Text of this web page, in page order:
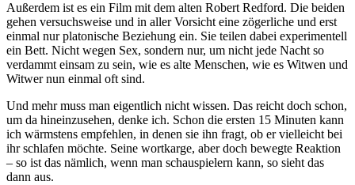
Außerdem ist es ein Film mit dem alten Robert Redford. Die beiden
gehen versuchsweise und in aller Vorsicht eine zögerliche und erst
einmal nur platonische Beziehung ein. Sie teilen dabei experimentell
ein Bett. Nicht wegen Sex, sondern nur, um nicht jede Nacht so
verdammt einsam zu sein, wie es alte Menschen, wie es Witwen und
Witwer nun einmal oft sind.
Und mehr muss man eigentlich nicht wissen. Das reicht doch schon,
um da hineinzusehen, denke ich. Schon die ersten 15 Minuten kann
ich wärmstens empfehlen, in denen sie ihn fragt, ob er vielleicht bei
ihr schlafen möchte. Seine wortkarge, aber doch bewegte Reaktion
– so ist das nämlich, wenn man schauspielern kann, so sieht das
dann aus.